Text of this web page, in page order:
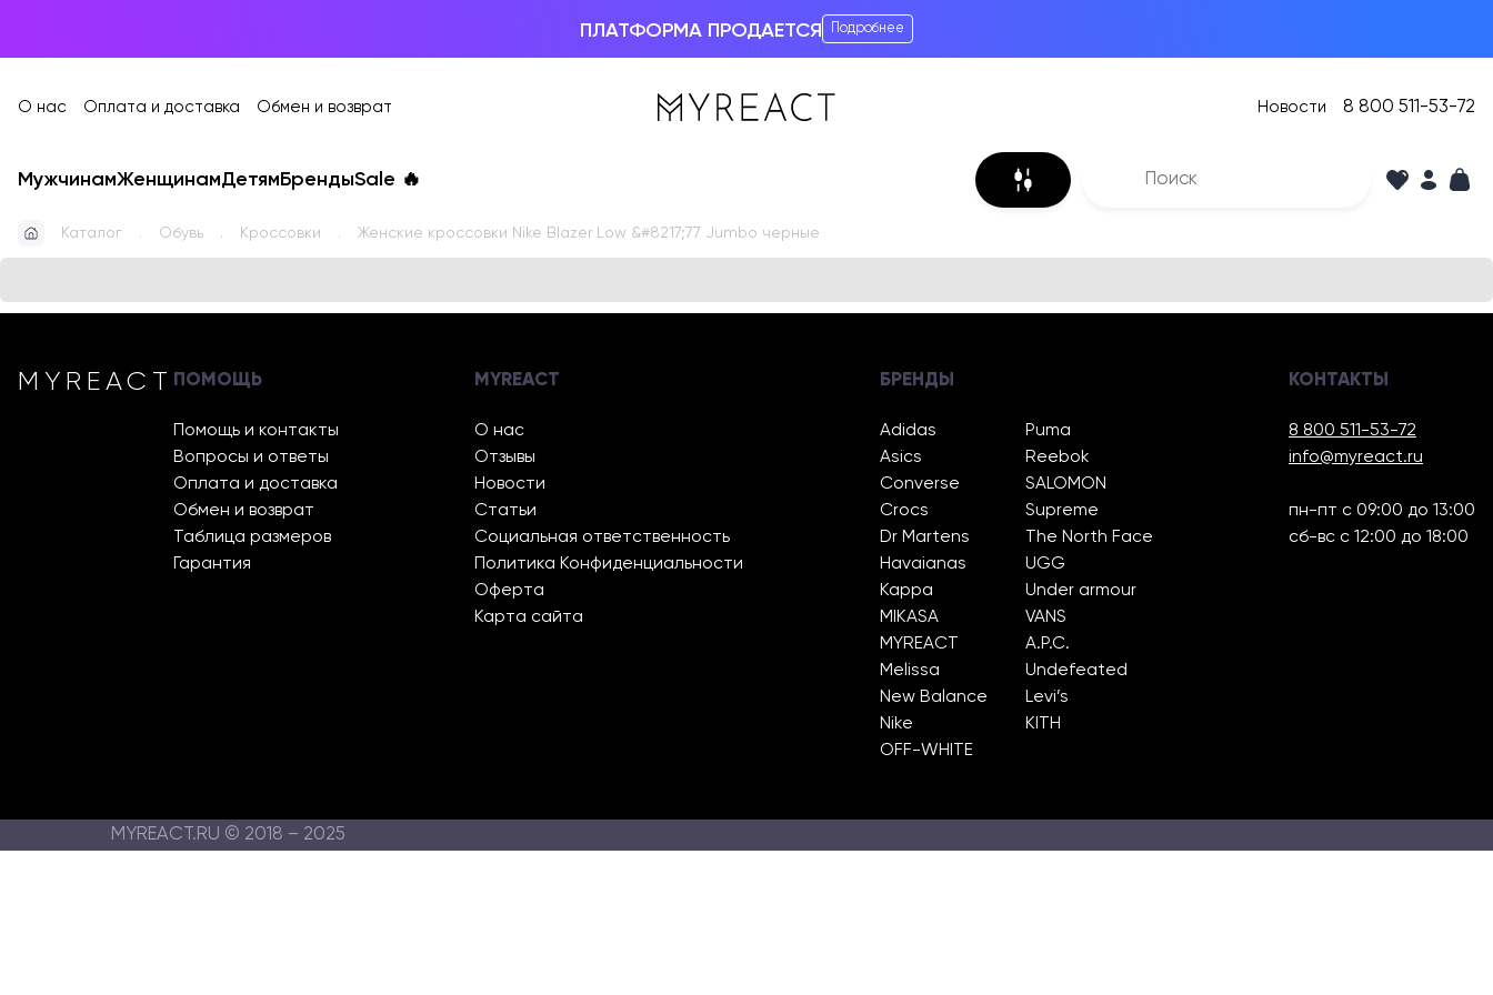
ПЛАТФОРМА ПРОДАЕТСЯ Подробнее
О нас Оплата и доставка Обмен и возврат Новости 8 800 511-53-72
МужчинамЖенщинамДетям БрендыSale 🔥
Каталог Обувь Кроссовки Женские кроссовки Nike Blazer Low &#8217;77 Jumbo черные
MYREACT ПОМОЩЬ
Помощь и контакты
Вопросы и ответы
Оплата и доставка
Обмен и возврат
Таблица размеров
Гарантия
MYREACT
О нас
Отзывы
Новости
Статьи
Социальная ответственность
Политика Конфиденциальности
Оферта
Карта сайта
БРЕНДЫ
Adidas
Asics
Converse
Crocs
Dr Martens
Havaianas
Kappa
MIKASA
MYREACT
Melissa
New Balance
Nike
OFF-WHITE
Puma
Reebok
SALOMON
Supreme
The North Face
UGG
Under armour
VANS
A.P.C.
Undefeated
Levi’s
KITH
КОНТАКТЫ
8 800 511-53-72
info@myreact.ru
пн-пт с 09:00 до 13:00
сб-вс с 12:00 до 18:00
MYREACT.RU © 2018 – 2025